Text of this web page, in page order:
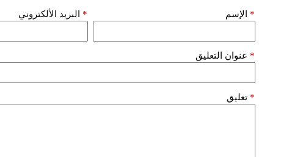
الإسم * البريد الألكتروني *
عنوان التعليق *
تعليق *